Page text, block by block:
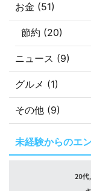
お金 (51)
節約 (20)
ニュース (9)
グルメ (1)
その他 (9)
未経験からのエ